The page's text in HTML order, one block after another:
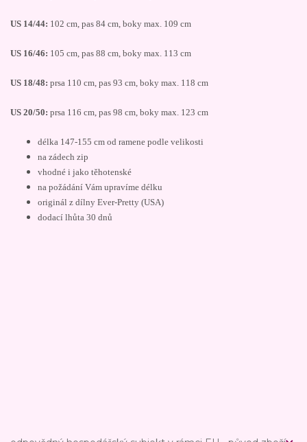
US 14/44: 102 cm, pas 84 cm, boky max. 109 cm
US 16/46: 105 cm, pas 88 cm, boky max. 113 cm
US 18/48: prsa 110 cm, pas 93 cm, boky max. 118 cm
US 20/50: prsa 116 cm, pas 98 cm, boky max. 123 cm
délka 147-155 cm od ramene podle velikosti
na zádech zip
vhodné i jako těhotenské
na požádání Vám upravíme délku
originál z dílny Ever-Pretty (USA)
dodací lhůta 30 dnů